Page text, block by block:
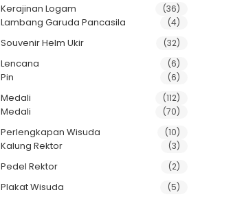
Kerajinan Logam (36)
Lambang Garuda Pancasila (4)
Souvenir Helm Ukir (32)
Lencana (6)
Pin (6)
Medali (112)
Medali (70)
Perlengkapan Wisuda (10)
Kalung Rektor (3)
Pedel Rektor (2)
Plakat Wisuda (5)